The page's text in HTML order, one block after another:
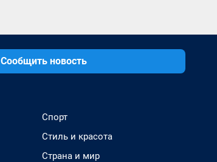
Сообщить новость
Спорт
Стиль и красота
Страна и мир